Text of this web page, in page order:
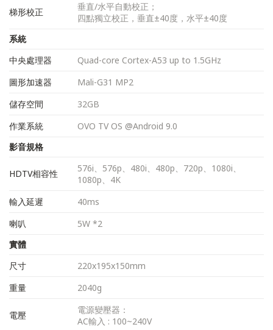
梯形校正
垂直/水平自動校正；
四點獨立校正，垂直±40度，水平±40度
系統
中央處理器
Quad-core Cortex-A53 up to 1.5GHz
圖形加速器
Mali-G31 MP2
儲存空間
32GB
作業系統
OVO TV OS @Android 9.0
影音規格
HDTV相容性
576i、576p、480i、480p、720p、1080i、
1080p、4K
輸入延遲
40ms
喇叭
5W *2
實體
尺寸
220x195x150mm
重量
2040g
電壓
電源變壓器：
AC輸入 : 100~240V